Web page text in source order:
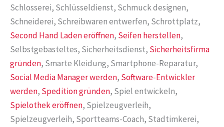
Schlosserei, Schlüsseldienst, Schmuck designen,
Schneiderei, Schreibwaren entwerfen, Schrottplatz,
Second Hand Laden eröffnen, Seifen herstellen,
Selbstgebasteltes, Sicherheitsdienst, Sicherheitsfirma
gründen, Smarte Kleidung, Smartphone-Reparatur,
Social Media Manager werden, Software-Entwickler
werden, Spedition gründen, Spiel entwickeln,
Spielothek eröffnen, Spielzeugverleih,
Spielzeugverleih, Sportteams-Coach, Stadtimkerei,